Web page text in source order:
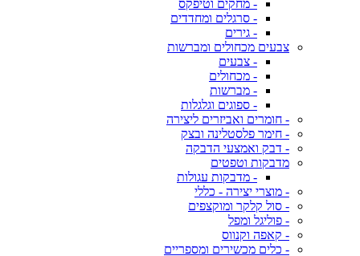
- מחקים וטיפקס
- סרגלים ומחדדים
- גירים
צבעים מכחולים ומברשות
- צבעים
- מכחולים
- מברשות
- ספוגים וגלגלות
- חומרים ואביזרים ליצירה
- חימר פלסטלינה ובצק
- דבק ואמצעי הדבקה
מדבקות וטפטים
- מדבקות עגולות
- מוצרי יצירה - כללי
- סול קלקר ומוקצפים
- פוליגל ומפל
- קאפה וקנווס
- כלים מכשירים ומספריים